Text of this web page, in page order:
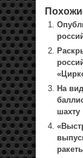
На
шахту